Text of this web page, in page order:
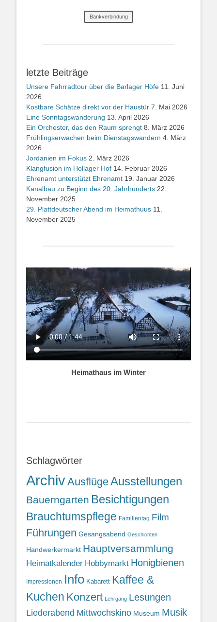
Bankverbindung
letzte Beiträge
Unsere Fahrradtour über die Barlager Höfe 11. Juni
2026
Kostbare Schätze direkt vor der Haustür 7. Mai 2026
Eine Sonntagswanderung 13. April 2026
Ein Orchester, das den Raum sprengt 8. März 2026
Frühlingserwachen beim Dienstagswandern 4. März
2026
Jordanien im Fokus 2. März 2026
Klangfusion im Hollager Hof 14. Februar 2026
Ehrenamt unterstützt Ehrenamt 19. Januar 2026
Kanalbau zu Beginn des 20. Jahrhunderts 22.
November 2025
29. Plattdeutscher Abend im Heimathuus 11.
November 2025
Heimathaus im Winter
Schlagwörter
ArchivAusflügeAusstellungen
Bauerngarten Besichtigungen
Brauchtumspflege Familientag Film
Führungen Gesangsabend Geschichten
Handwerkermarkt Hauptversammlung
Heimatkalender Hobbymarkt Honigbienen
Impressionen Info Kabarett Kaffee &
Kuchen Konzert Lehrgang Lesungen
Liederabend Mittwochskino Museum Musik